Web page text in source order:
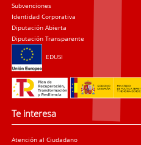
Subvenciones
Identidad Corporativa
Diputación Abierta
Diputación Transparente
EDUSI
Te interesa
Atención al Ciudadano